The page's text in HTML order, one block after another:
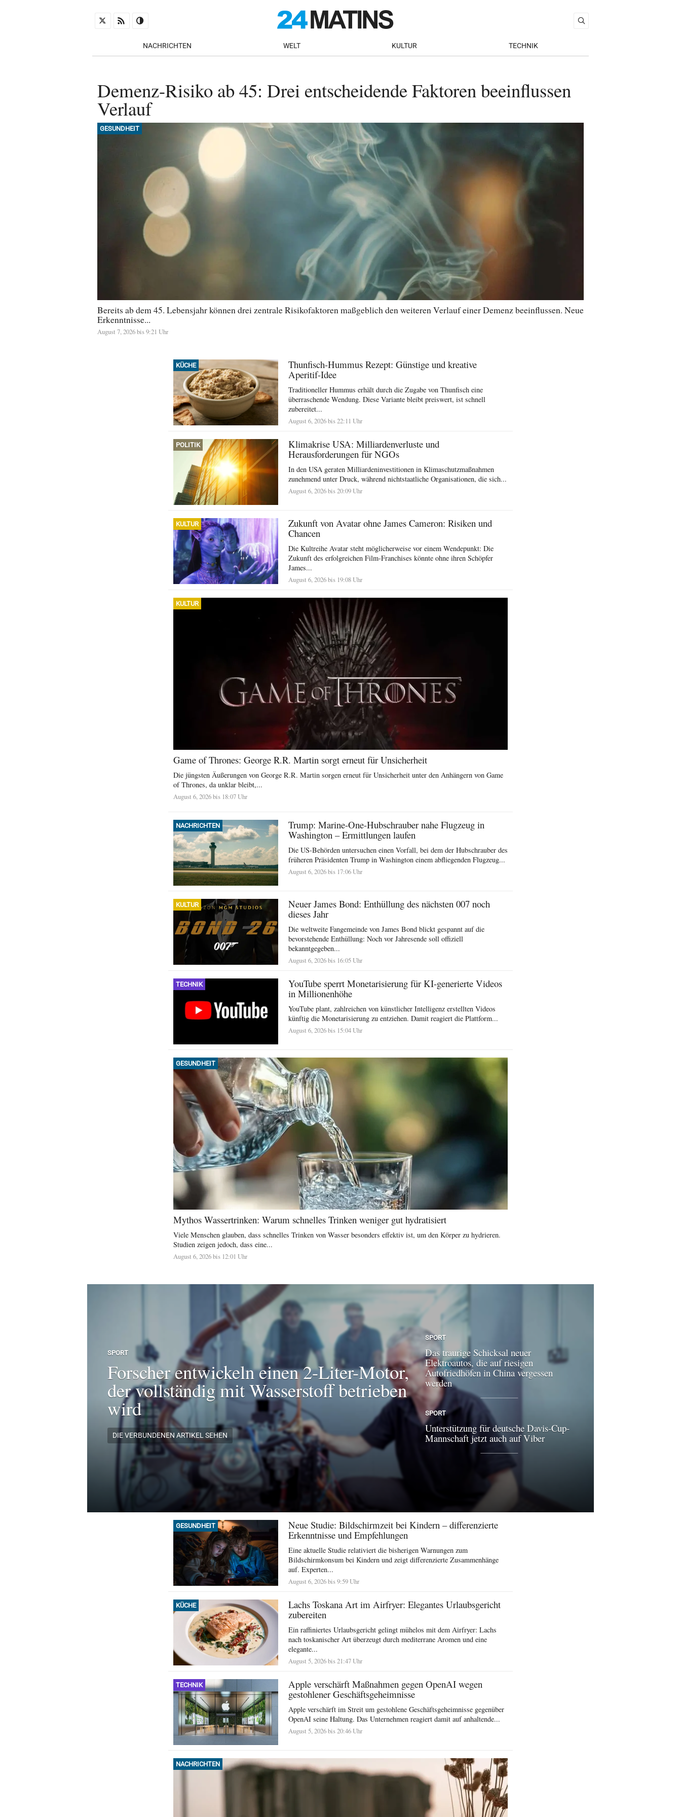
NACHRICHTEN WELT KULTUR TECHNIK
Demenz-Risiko ab 45: Drei entscheidende Faktoren beeinflussen
Verlauf
GESUNDHEIT
Bereits ab dem 45. Lebensjahr können drei zentrale Risikofaktoren maßgeblich den weiteren Verlauf einer Demenz beeinflussen. Neue
Erkenntnisse...
August 7, 2026 bis 9:21 Uhr
KÜCHE
Thunfisch-Hummus Rezept: Günstige und kreative
Aperitif-Idee
Traditioneller Hummus erhält durch die Zugabe von Thunfisch eine
überraschende Wendung. Diese Variante bleibt preiswert, ist schnell
zubereitet...
August 6, 2026 bis 22:11 Uhr
POLITIK
Klimakrise USA: Milliardenverluste und
Herausforderungen für NGOs
In den USA geraten Milliardeninvestitionen in Klimaschutzmaßnahmen
zunehmend unter Druck, während nichtstaatliche Organisationen, die sich...
August 6, 2026 bis 20:09 Uhr
KULTUR
Zukunft von Avatar ohne James Cameron: Risiken und
Chancen
Die Kultreihe Avatar steht möglicherweise vor einem Wendepunkt: Die
Zukunft des erfolgreichen Film-Franchises könnte ohne ihren Schöpfer
James...
August 6, 2026 bis 19:08 Uhr
KULTUR
Game of Thrones: George R.R. Martin sorgt erneut für Unsicherheit
Die jüngsten Äußerungen von George R.R. Martin sorgen erneut für Unsicherheit unter den Anhängern von Game
of Thrones, da unklar bleibt,...
August 6, 2026 bis 18:07 Uhr
NACHRICHTEN
Trump: Marine-One-Hubschrauber nahe Flugzeug in
Washington – Ermittlungen laufen
Die US-Behörden untersuchen einen Vorfall, bei dem der Hubschrauber des
früheren Präsidenten Trump in Washington einem abfliegenden Flugzeug...
August 6, 2026 bis 17:06 Uhr
KULTUR
Neuer James Bond: Enthüllung des nächsten 007 noch
dieses Jahr
Die weltweite Fangemeinde von James Bond blickt gespannt auf die
bevorstehende Enthüllung: Noch vor Jahresende soll offiziell
bekanntgegeben...
August 6, 2026 bis 16:05 Uhr
TECHNIK
YouTube sperrt Monetarisierung für KI-generierte Videos
in Millionenhöhe
YouTube plant, zahlreichen von künstlicher Intelligenz erstellten Videos
künftig die Monetarisierung zu entziehen. Damit reagiert die Plattform...
August 6, 2026 bis 15:04 Uhr
GESUNDHEIT
Mythos Wassertrinken: Warum schnelles Trinken weniger gut hydratisiert
Viele Menschen glauben, dass schnelles Trinken von Wasser besonders effektiv ist, um den Körper zu hydrieren.
Studien zeigen jedoch, dass eine...
August 6, 2026 bis 12:01 Uhr
SPORT
Forscher entwickeln einen 2-Liter-Motor,
der vollständig mit Wasserstoff betrieben
wird
DIE VERBUNDENEN ARTIKEL SEHEN
SPORT
Das traurige Schicksal neuer
Elektroautos, die auf riesigen
Autofriedhöfen in China vergessen
werden
SPORT
Unterstützung für deutsche Davis-Cup-
Mannschaft jetzt auch auf Viber
GESUNDHEIT
Neue Studie: Bildschirmzeit bei Kindern – differenzierte
Erkenntnisse und Empfehlungen
Eine aktuelle Studie relativiert die bisherigen Warnungen zum
Bildschirmkonsum bei Kindern und zeigt differenzierte Zusammenhänge
auf. Experten...
August 6, 2026 bis 9:59 Uhr
KÜCHE
Lachs Toskana Art im Airfryer: Elegantes Urlaubsgericht
zubereiten
Ein raffiniertes Urlaubsgericht gelingt mühelos mit dem Airfryer: Lachs
nach toskanischer Art überzeugt durch mediterrane Aromen und eine
elegante...
August 5, 2026 bis 21:47 Uhr
TECHNIK
Apple verschärft Maßnahmen gegen OpenAI wegen
gestohlener Geschäftsgeheimnisse
Apple verschärft im Streit um gestohlene Geschäftsgeheimnisse gegenüber
OpenAI seine Haltung. Das Unternehmen reagiert damit auf anhaltende...
August 5, 2026 bis 20:46 Uhr
NACHRICHTEN